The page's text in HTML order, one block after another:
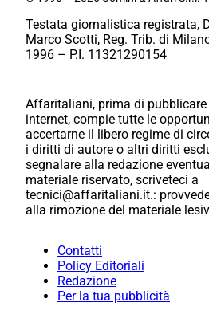
Testata giornalistica registrata,
Marco Scotti, Reg. Trib. di
1996 – P.I. 11321290154
Affaritaliani, prima di
internet, compie tutte le
accertarne il libero regime di
i diritti di autore o altri diritti
segnalare alla redazione
materiale riservato, scriveteci a
tecnici@affaritaliani.it.:
alla rimozione del materiale
Contatti
Policy Editoriali
Redazione
Per la tua pubblicità